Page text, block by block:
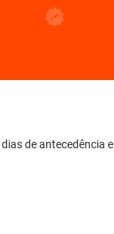
de antecedência e